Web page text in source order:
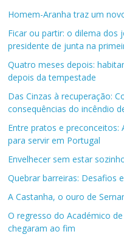
Homem-Aranha traz um
Ficar ou partir: o dilema dos
presidente de junta na
Quatro meses depois:
depois da tempestade
Das Cinzas à recuperação:
consequências do incêndio
Entre pratos e preconceitos:
para servir em Portugal
Envelhecer sem estar
Quebrar barreiras: Desafios
A Castanha, o ouro de
O regresso do Académico
chegaram ao fim